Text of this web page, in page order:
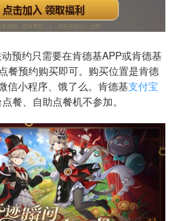
预约只需要在肯德基APP或肯德基
餐预约购买即可。购买位置是肯德
信小程序、饿了么。肯德基支付宝
餐、自助点餐机不参加。